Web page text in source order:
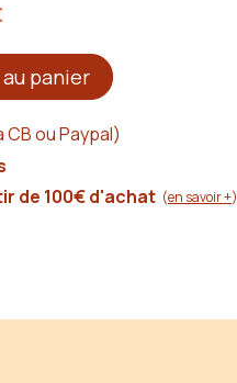
panier
CB ou Paypal)
de 100€ d'achat (en savoir +)